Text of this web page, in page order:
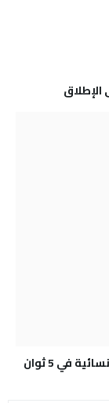
في 5 ثوان